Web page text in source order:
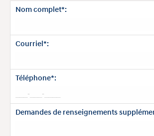
Nom complet*:
Courriel*:
Téléphone*:
Demandes de renseignements